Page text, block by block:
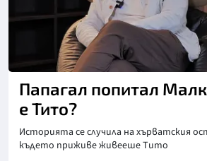
Папагал попитал
е Тито?
Историята се случила на хърватския
където приживе живееше Тито